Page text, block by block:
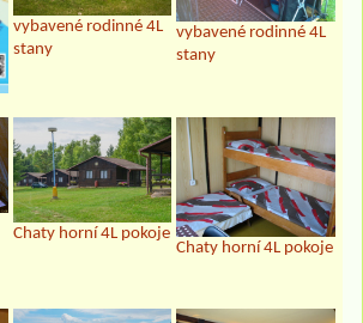
vybavené rodinné 4L
stany
vybavené rodinné 4L
stany
Chaty horní 4L pokoje
Chaty horní 4L pokoje